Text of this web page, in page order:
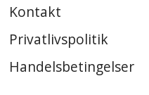
Kontakt
Privatlivspolitik
Handelsbetingelser